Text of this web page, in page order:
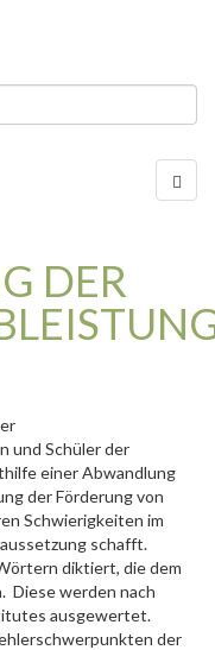
DER
und Schüler der
einer Abwandlung
der Förderung von
Schwierigkeiten im
schafft.
diktiert, die dem
Diese werden nach
ausgewertet.
der